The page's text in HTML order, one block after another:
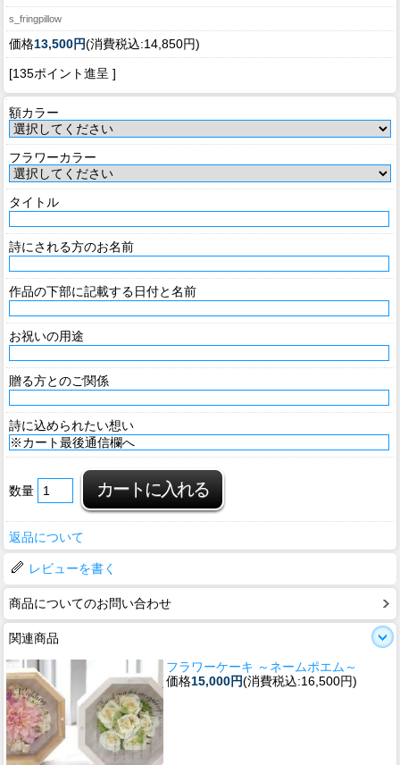
s_fringpillow
価格13,500円(消費税込:14,850円)
[135ポイント進呈 ]
額カラー
フラワーカラー
タイトル
詩にされる方のお名前
作品の下部に記載する日付と名前
お祝いの用途
贈る方とのご関係
詩に込められたい想い
数量
返品について
レビューを書く
商品についてのお問い合わせ
関連商品
フラワーケーキ ～ネームポエム～
価格15,000円(消費税込:16,500円)